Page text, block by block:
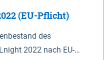
1989 (ETRS 89) mit
Mercator-Abbildung
(UTM 32N) dargestellt
die geografischen
(EU-Pflicht)
des
2022 nach EU-